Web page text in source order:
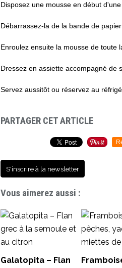
Disposez une mousse en début
Débarrassez-la de la bande de
Enroulez ensuite la mousse de toute
Dressez en assiette accompagné de
Servez aussitôt ou réservez au
PARTAGER CET ARTICLE
S'inscrire à la newsletter
Vous aimerez aussi :
Galatopita – Flan